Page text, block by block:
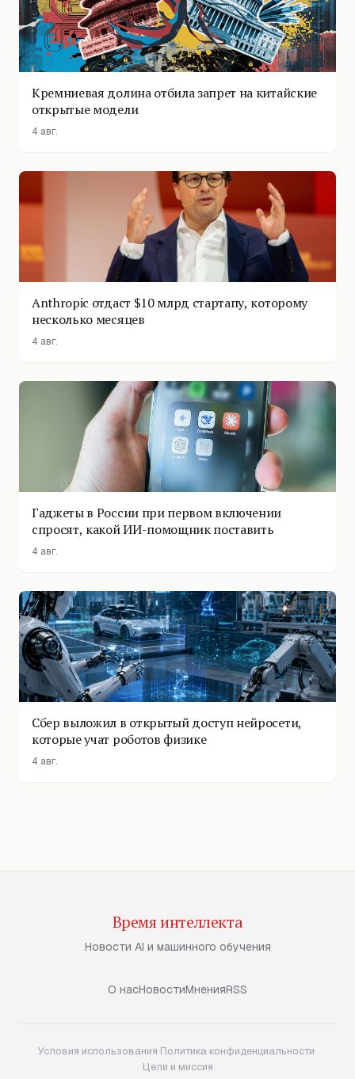
Кремниевая долина отбила запрет на китайские
открытые модели
4 авг.
Anthropic отдаст $10 млрд стартапу, которому
несколько месяцев
4 авг.
Гаджеты в России при первом включении
спросят, какой ИИ-помощник поставить
4 авг.
Сбер выложил в открытый доступ нейросети,
которые учат роботов физике
4 авг.
Время интеллекта
Новости AI и машинного обучения
О насНовостиМненияRSS
Условия использования·Политика конфиденциальности·
Цели и миссия